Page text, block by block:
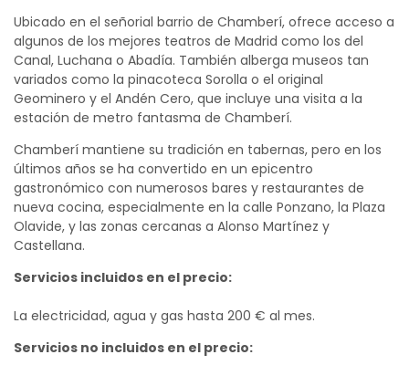
Ubicado en el señorial barrio de Chamberí, ofrece acceso a
algunos de los mejores teatros de Madrid como los del
Canal, Luchana o Abadía. También alberga museos tan
variados como la pinacoteca Sorolla o el original
Geominero y el Andén Cero, que incluye una visita a la
estación de metro fantasma de Chamberí.
Chamberí mantiene su tradición en tabernas, pero en los
últimos años se ha convertido en un epicentro
gastronómico con numerosos bares y restaurantes de
nueva cocina, especialmente en la calle Ponzano, la Plaza
Olavide, y las zonas cercanas a Alonso Martínez y
Castellana.
Servicios incluidos en el precio:
La electricidad, agua y gas hasta 200 € al mes.
Servicios no incluidos en el precio: